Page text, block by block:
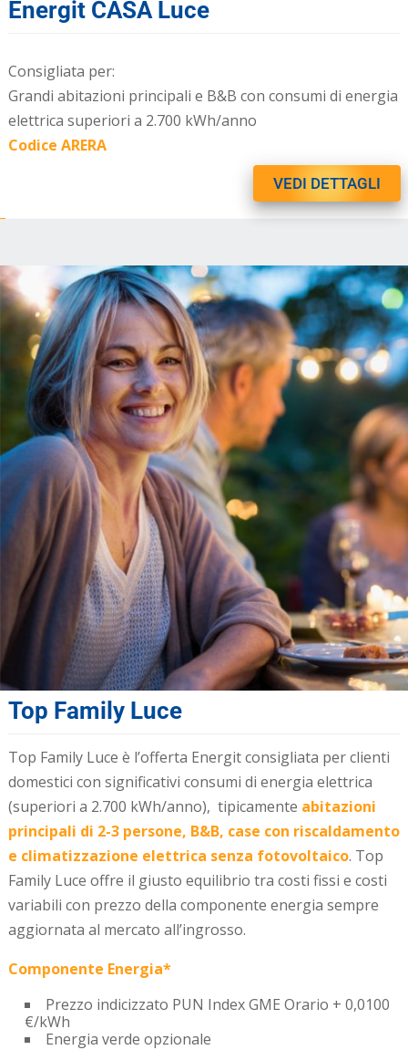
Energit CASA Luce
Consigliata per:
Grandi abitazioni principali e B&B con consumi di energia
elettrica superiori a 2.700 kWh/anno
Codice ARERA
VEDI DETTAGLI
Top Family Luce
Top Family Luce è l’offerta Energit consigliata per clienti
domestici con significativi consumi di energia elettrica
(superiori a 2.700 kWh/anno), tipicamente abitazioni
principali di 2-3 persone, B&B, case con riscaldamento
e climatizzazione elettrica senza fotovoltaico. Top
Family Luce offre il giusto equilibrio tra costi fissi e costi
variabili con prezzo della componente energia sempre
aggiornata al mercato all’ingrosso.
Componente Energia*
Prezzo indicizzato PUN Index GME Orario + 0,0100
€/kWh
Energia verde opzionale